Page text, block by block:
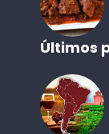
Últimos